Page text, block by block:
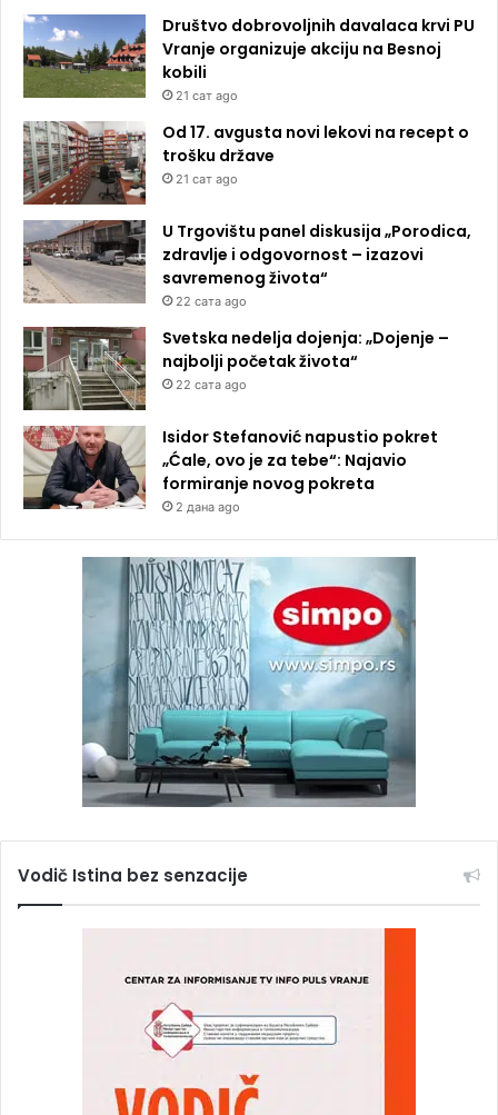
Društvo dobrovoljnih davalaca krvi PU
Vranje organizuje akciju na Besnoj
kobili
21 сат ago
Od 17. avgusta novi lekovi na recept o
trošku države
21 сат ago
U Trgovištu panel diskusija „Porodica,
zdravlje i odgovornost – izazovi
savremenog života“
22 сата ago
Svetska nedelja dojenja: „Dojenje –
najbolji početak života“
22 сата ago
Isidor Stefanović napustio pokret
„Ćale, ovo je za tebe“: Najavio
formiranje novog pokreta
2 дана ago
Vodič Istina bez senzacije